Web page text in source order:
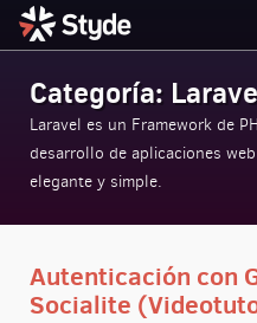
Categoría:
Laravel es un Framework de
desarrollo de aplicaciones
elegante y simple.
Autenticación con
Socialite